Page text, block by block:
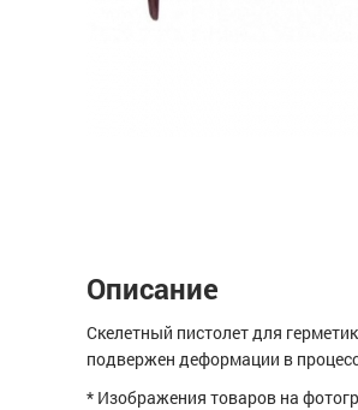
Описание
Скелетный пистолет для
подвержен деформации в
* Изображения товаров на